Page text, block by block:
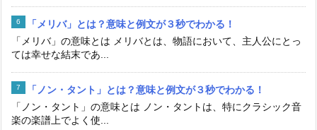
「メリバ」とは？意味と例文が３秒でわかる！
「メリバ」の意味とは メリバとは、物語において、主人公にとっ
ては幸せな結末であ...
「ノン・タント」とは？意味と例文が３秒でわかる！
「ノン・タント」の意味とは ノン・タントは、特にクラシック音
楽の楽譜上でよく使...